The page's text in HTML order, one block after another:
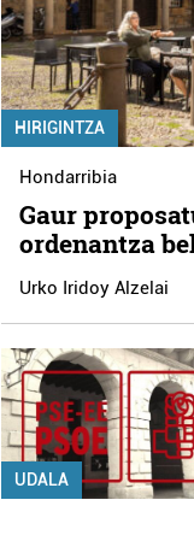
HIRIGINTZA
Hondarribia
Gaur
ordenantza
Urko Iridoy Alzelai
UDALA